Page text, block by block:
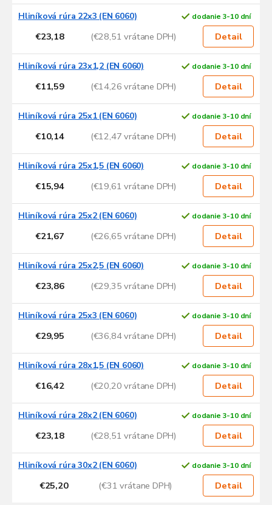
Hliníková rúra 22x3 (EN 6060) dodanie 3-10 dní
€23,18 (€28,51 vrátane DPH) Detail
Hliníková rúra 23x1,2 (EN 6060) dodanie 3-10 dní
€11,59 (€14,26 vrátane DPH) Detail
Hliníková rúra 25x1 (EN 6060) dodanie 3-10 dní
€10,14 (€12,47 vrátane DPH) Detail
Hliníková rúra 25x1,5 (EN 6060) dodanie 3-10 dní
€15,94 (€19,61 vrátane DPH) Detail
Hliníková rúra 25x2 (EN 6060) dodanie 3-10 dní
€21,67 (€26,65 vrátane DPH) Detail
Hliníková rúra 25x2,5 (EN 6060) dodanie 3-10 dní
€23,86 (€29,35 vrátane DPH) Detail
Hliníková rúra 25x3 (EN 6060) dodanie 3-10 dní
€29,95 (€36,84 vrátane DPH) Detail
Hliníková rúra 28x1,5 (EN 6060) dodanie 3-10 dní
€16,42 (€20,20 vrátane DPH) Detail
Hliníková rúra 28x2 (EN 6060) dodanie 3-10 dní
€23,18 (€28,51 vrátane DPH) Detail
Hliníková rúra 30x2 (EN 6060) dodanie 3-10 dní
€25,20 (€31 vrátane DPH) Detail